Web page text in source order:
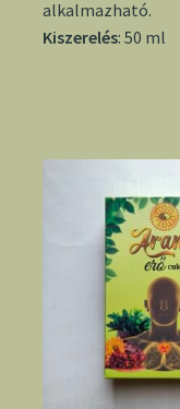
alkalmazható.
Kiszerelés: 50 ml